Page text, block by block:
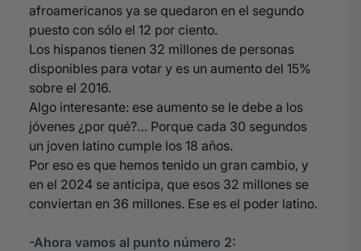
afroamericanos ya se quedaron en el segundo
puesto con sólo el 12 por ciento.
Los hispanos tienen 32 millones de personas
disponibles para votar y es un aumento del 15%
sobre el 2016.
Algo interesante: ese aumento se le debe a los
jóvenes ¿por qué?… Porque cada 30 segundos
un joven latino cumple los 18 años.
Por eso es que hemos tenido un gran cambio, y
en el 2024 se anticipa, que esos 32 millones se
conviertan en 36 millones. Ese es el poder latino.
-Ahora vamos al punto número 2: